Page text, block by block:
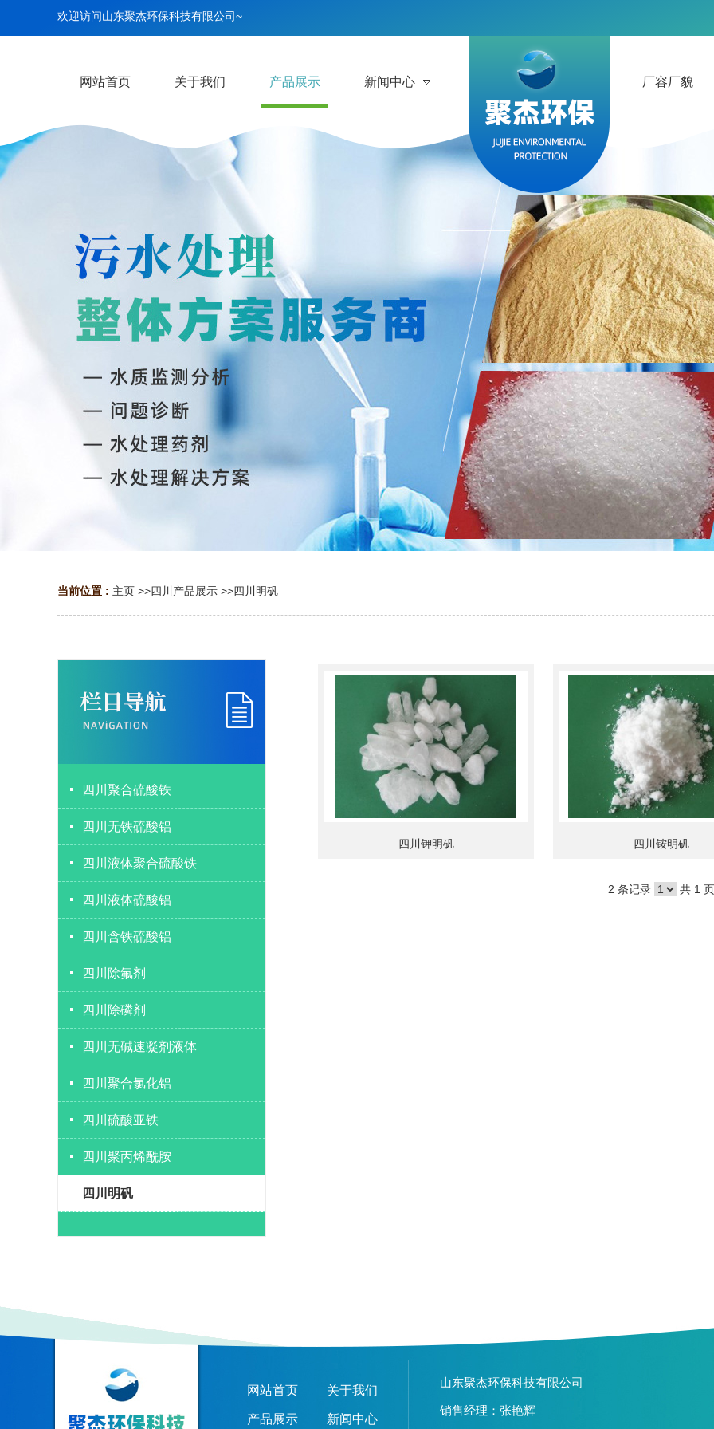
欢迎访问山东聚杰环保科技有限公司~
网站首页 关于我们 产品展示 新闻中心 厂容厂貌
当前位置 : 主页 >>四川产品展示 >>四川明矾
四川聚合硫酸铁
四川无铁硫酸铝
四川液体聚合硫酸铁
四川液体硫酸铝
四川含铁硫酸铝
四川除氟剂
四川除磷剂
四川无碱速凝剂液体
四川聚合氯化铝
四川硫酸亚铁
四川聚丙烯酰胺
四川明矾
四川钾明矾 四川铵明矾
2 条记录 共 1 页
网站首页 关于我们
产品展示 新闻中心
山东聚杰环保科技有限公司
销售经理：张艳辉